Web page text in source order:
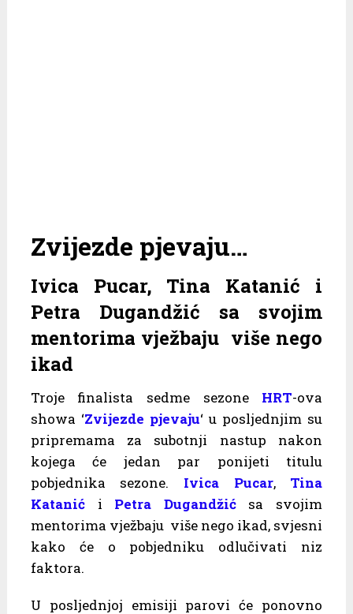
Zvijezde pjevaju…
Ivica Pucar, Tina Katanić i
Petra Dugandžić sa svojim
mentorima vježbaju više nego
ikad
Troje finalista sedme sezone HRT-ova
showa ‘Zvijezde pjevaju‘ u posljednjim su
pripremama za subotnji nastup nakon
kojega će jedan par ponijeti titulu
pobjednika sezone. Ivica Pucar, Tina
Katanići Petra Dugandžićsa svojim
mentorima vježbaju više nego ikad, svjesni
kako će o pobjedniku odlučivati niz
faktora.
U posljednjoj emisiji parovi će ponovno